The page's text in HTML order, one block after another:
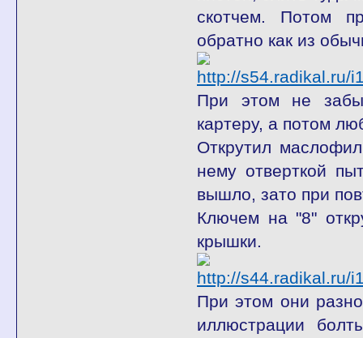
скотчем. Потом
обратно как из
При этом не
картеру, а потом
Открутил
нему отверткой
вышло, зато при
Ключем на "8"
крышки.
При этом они
иллюстрации